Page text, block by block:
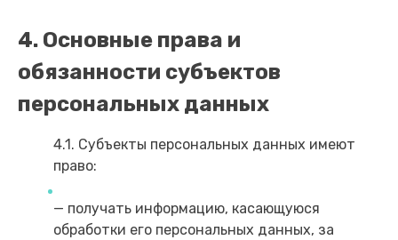
4. Основные права и
обязанности субъектов
персональных данных
4.1. Субъекты персональных данных имеют
право:
— получать информацию, касающуюся
обработки его персональных данных, за